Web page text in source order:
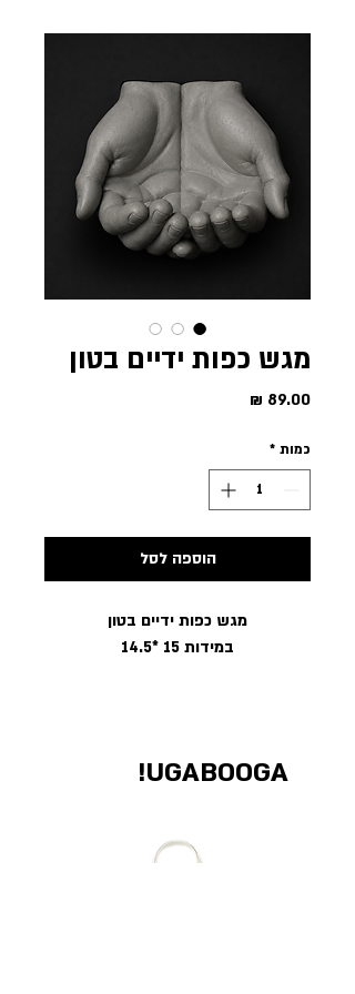
מגש כפות ידיים בטון
כמות *
הוספה לסל
מגש כפות ידיים בטון
במידות 15 *14.5
UGABOOGA!